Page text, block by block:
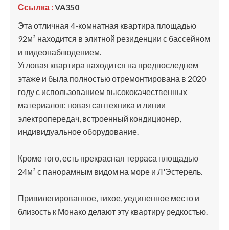
Ссылка :VA350
Эта отличная 4-комнатная квартира площадью
92м² находится в элитной резиденции с бассейном
и видеонаблюдением.
Угловая квартира находится на предпоследнем
этаже и была полностью отремонтирована в 2020
году с использованием высококачественных
материалов: новая сантехника и линии
электропередач, встроенный кондиционер,
индивидуальное оборудование.
Кроме того, есть прекрасная терраса площадью
24м² с панорамным видом на море и Л'Эстерель.
Привилегированное, тихое, уединенное место и
близость к Монако делают эту квартиру редкостью.